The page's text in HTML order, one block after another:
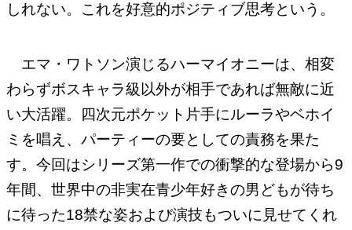
しれない。これを好意的ポジティブ思考という。
エマ・ワトソン演じるハーマイオニーは、相変
わらずボスキャラ級以外が相手であれば無敵に近
い大活躍。四次元ポケット片手にルーラやベホイ
ミを唱え、パーティーの要としての責務を果た
す。今回はシリーズ第一作での衝撃的な登場から9
年間、世界中の非実在青少年好きの男どもが待ち
に待った18禁な姿および演技もついに見せてくれ